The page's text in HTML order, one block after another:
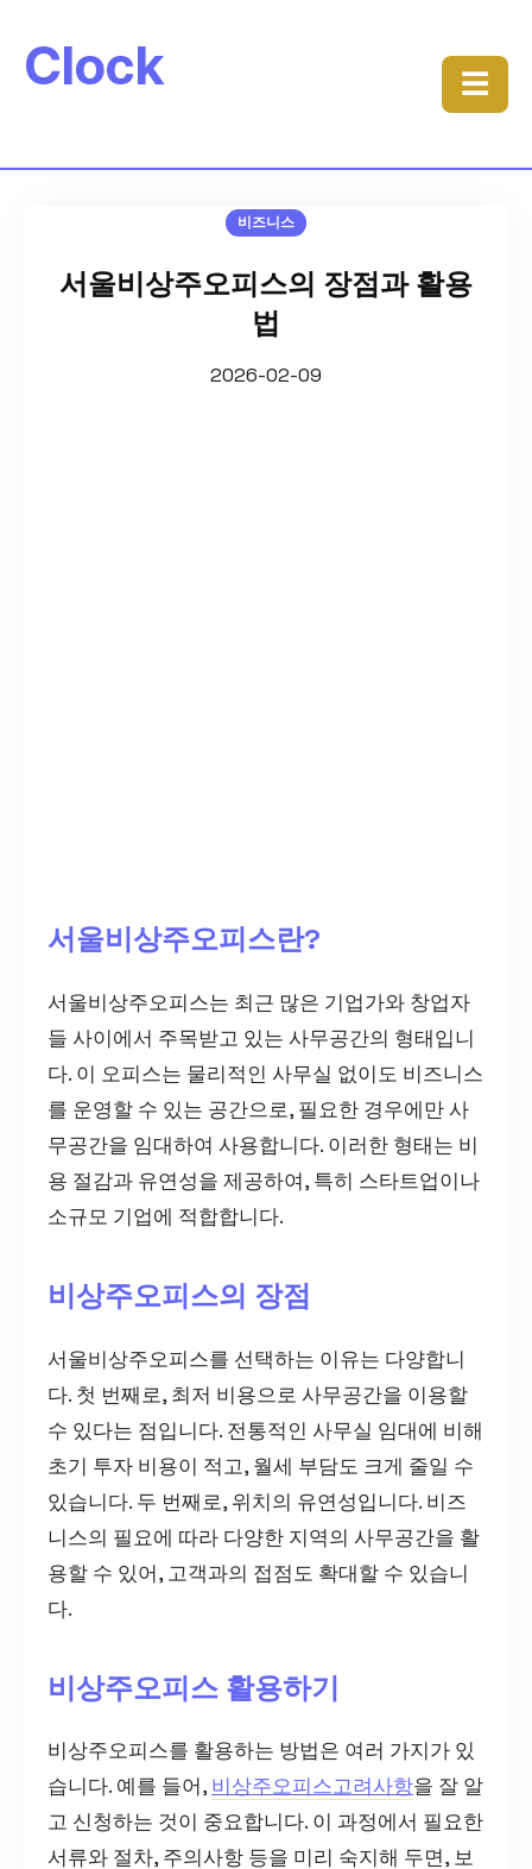
Clock ☰
비즈니스
서울비상주오피스의 장점과 활용
법
2026-02-09
서울비상주오피스란?
서울비상주오피스는 최근 많은 기업가와 창업자
들 사이에서 주목받고 있는 사무공간의 형태입니
다. 이 오피스는 물리적인 사무실 없이도 비즈니스
를 운영할 수 있는 공간으로, 필요한 경우에만 사
무공간을 임대하여 사용합니다. 이러한 형태는 비
용 절감과 유연성을 제공하여, 특히 스타트업이나
소규모 기업에 적합합니다.
비상주오피스의 장점
서울비상주오피스를 선택하는 이유는 다양합니
다. 첫 번째로, 최저 비용으로 사무공간을 이용할
수 있다는 점입니다. 전통적인 사무실 임대에 비해
초기 투자 비용이 적고, 월세 부담도 크게 줄일 수
있습니다. 두 번째로, 위치의 유연성입니다. 비즈
니스의 필요에 따라 다양한 지역의 사무공간을 활
용할 수 있어, 고객과의 접점도 확대할 수 있습니
다.
비상주오피스 활용하기
비상주오피스를 활용하는 방법은 여러 가지가 있
습니다. 예를 들어, 비상주오피스고려사항을 잘 알
고 신청하는 것이 중요합니다. 이 과정에서 필요한
서류와 절차, 주의사항 등을 미리 숙지해 두면, 보